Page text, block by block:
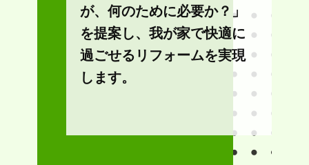
が、何のために必要か？」
を提案し、我が家で快適に
過ごせるリフォームを実現
します。